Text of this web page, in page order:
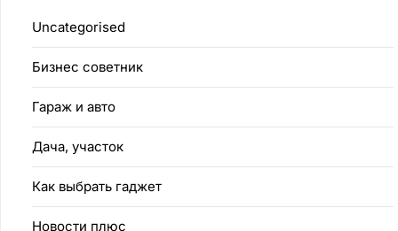
Uncategorised
Бизнес советник
Гараж и авто
Дача, участок
Как выбрать гаджет
Новости плюс